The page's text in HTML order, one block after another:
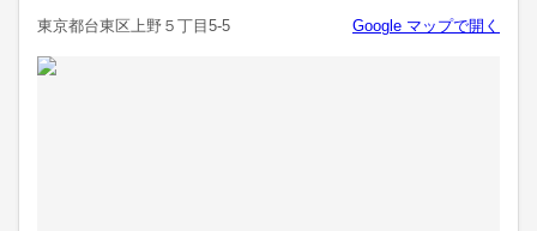
東京都台東区上野５丁目5-5 Google マップで開く